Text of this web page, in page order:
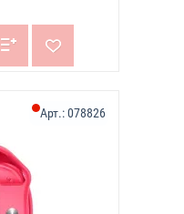
Арт.:078826